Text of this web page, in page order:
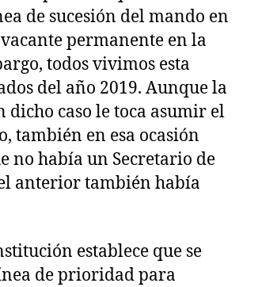
de sucesión del mando en
permanente en la
todos vivimos esta
del año 2019. Aunque la
dicho caso le toca asumir el
también en esa ocasión
no había un Secretario de
anterior también había
establece que se
de prioridad para